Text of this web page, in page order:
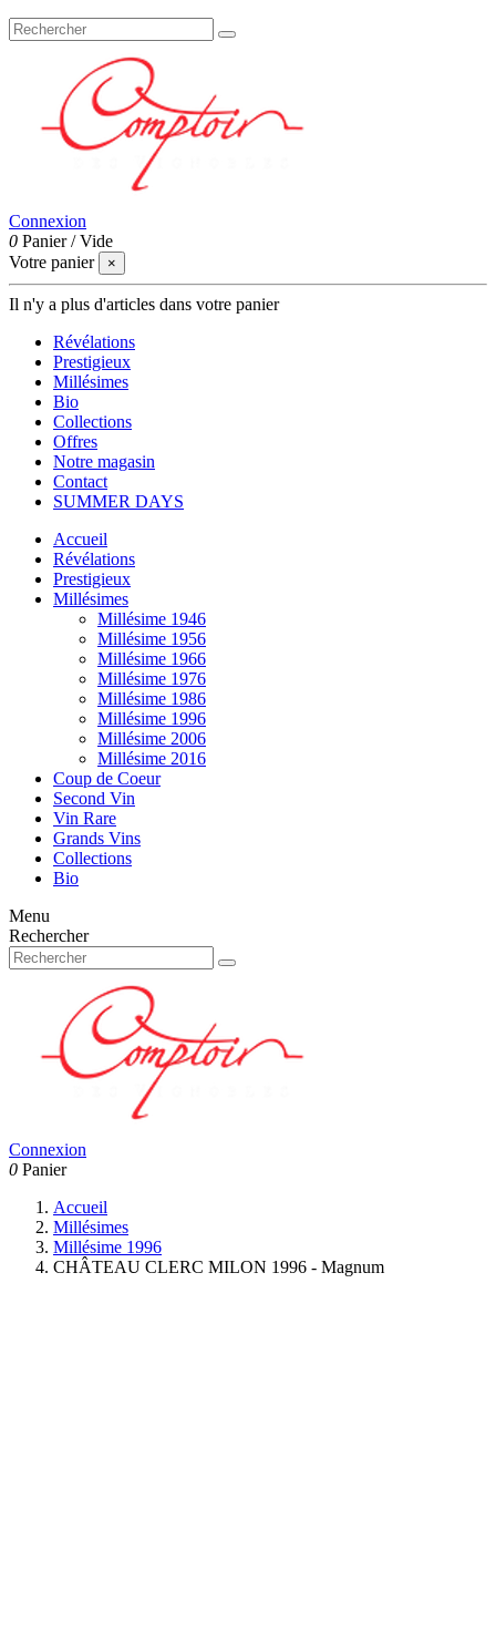
Connexion
0 Panier /Vide
Votre panier
×
Il n'y a plus d'articles dans votre panier
Révélations
Prestigieux
Millésimes
Bio
Collections
Offres
Notre magasin
Contact
SUMMER DAYS
Accueil
Révélations
Prestigieux
Millésimes
Millésime 1946
Millésime 1956
Millésime 1966
Millésime 1976
Millésime 1986
Millésime 1996
Millésime 2006
Millésime 2016
Coup de Coeur
Second Vin
Vin Rare
Grands Vins
Collections
Bio
Menu
Rechercher
Connexion
0 Panier
Accueil
Millésimes
Millésime 1996
CHÂTEAU CLERC MILON 1996 - Magnum